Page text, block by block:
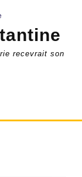
recevrait son